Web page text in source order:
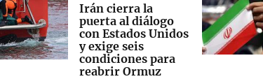
Irán cierra la
puerta al diálogo
con Estados Unidos
y exige seis
condiciones para
reabrir Ormuz